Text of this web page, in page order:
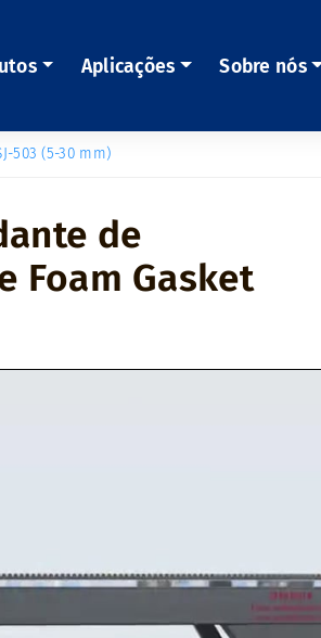
Aplicações Sobre nós
503 (5-30 mm)
de
Foam Gasket